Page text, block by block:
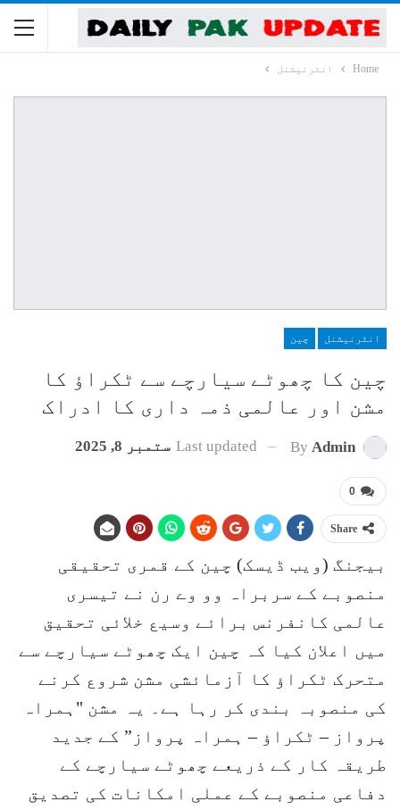
Home انٹرنیشنل
انٹرنیشنل چین
چین کا چھوٹے سیارچے سے ٹکراؤ کا
مشن اور عالمی ذمہ داری کا ادراک
By Admin
Last updated ستمبر 8, 2025
0
Share
بیجنگ (ویب ڈیسک) چین کے قمری تحقیقی
منصوبے کے سربراہ وو وے رن نے تیسری
عالمی کانفرنس برائے وسیع خلائی تحقیق
میں اعلان کیا کہ چین ایک چھوٹے سیارچے سے
متحرک ٹکراؤ کا آزمائشی مشن شروع کرنے
کی منصوبہ بندی کر رہا ہے۔ یہ مشن "ہمراہ
پرواز – ٹکراؤ – ہمراہ پرواز” کے جدید
طریقہ کار کے ذریعے چھوٹے سیارچے کے
دفاعی منصوبے کے عملی امکانات کی تصدیق